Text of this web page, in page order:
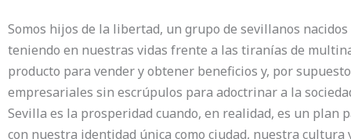
Somos hijos de la libertad, un grupo de sevillanos
teniendo en nuestras vidas frente a las tiranías de
producto para vender y obtener beneficios y, por
empresariales sin escrúpulos para adoctrinar a la
Sevilla es la prosperidad cuando, en realidad, es un
con nuestra identidad única como ciudad, nuestra